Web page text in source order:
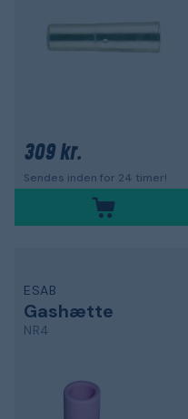
309 kr.
Sendes inden for 24 timer!
ESAB
Gashætte
NR4